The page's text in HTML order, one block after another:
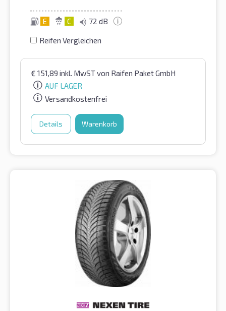
E C 72 dB
Reifen Vergleichen
€ 151,89 inkl. MwSTvon Raifen Paket GmbH
AUF LAGER
Versandkostenfrei
Details Warenkorb